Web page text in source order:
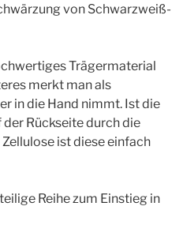
von Schwarzweiß-
Trägermaterial
merkt man als
in die Hand nimmt. Ist die
Rückseite durch die
ist diese einfach
Reihe zum Einstieg in